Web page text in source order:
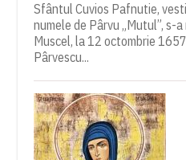
Sfântul Cuvios Pafnutie,
numele de Pârvu „Mutul”, s-
Muscel, la 12 octombrie
Pârvescu...